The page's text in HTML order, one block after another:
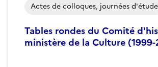
Tables rondes du Comité
ministère de la Culture (1999-
Actes de colloques, journées d'étude